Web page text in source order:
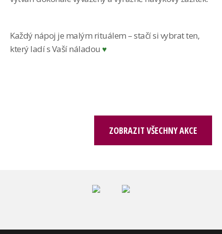
Každý nápoj je malým rituálem – stačí si vybrat ten,
který ladí s Vaší náladou ♥
ZOBRAZIT VŠECHNY AKCE